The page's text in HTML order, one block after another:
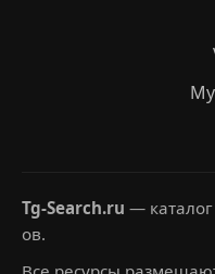
Tg-Search.ru —
ов.